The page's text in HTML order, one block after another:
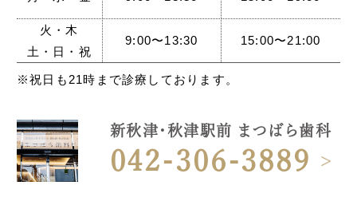
火・木
土・日・祝
9:00〜13:30 15:00〜21:00
※祝日も21時まで診療しております。
新秋津・秋津駅前 まつばら歯科
042-306-3889